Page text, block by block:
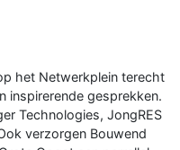
het Netwerkplein terecht
inspirerende gesprekken.
Technologies, JongRES
verzorgen Bouwend